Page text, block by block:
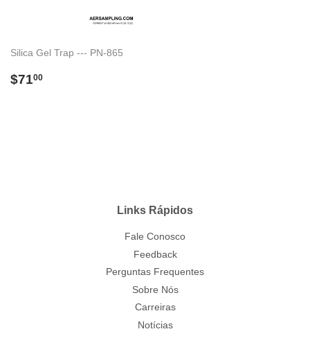
Silica Gel Trap --- PN-865
Preço
$7100
Links Rápidos
Fale Conosco
Feedback
Perguntas Frequentes
Sobre Nós
Carreiras
Notícias